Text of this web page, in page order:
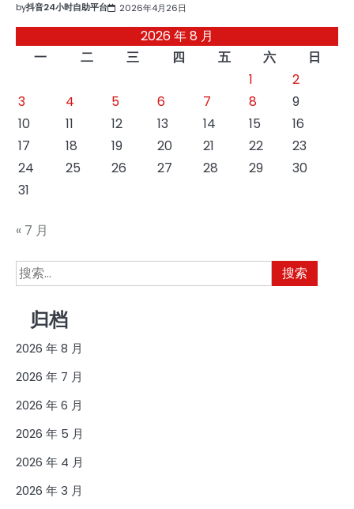
by抖音24小时自助平台 2026年4月26日
2026 年 8 月
一
二 三 四 五 六
日
1
2
3
4 5 6 7 8
9
10
11 12 13 14 15
16
17
18 19 20 21 22
23
24
25 26 27 28 29
30
31
« 7 月
搜
索：
归档
2026 年 8 月
2026 年 7 月
2026 年 6 月
2026 年 5 月
2026 年 4 月
2026 年 3 月